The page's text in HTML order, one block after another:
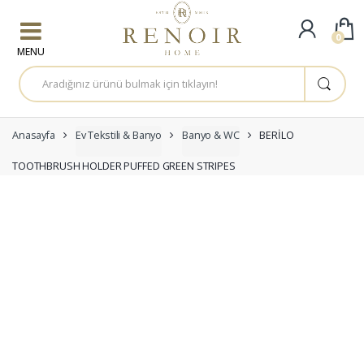
A
r
a
a
:
Anasayfa Ev Tekstili & Banyo Banyo & WC BERİLO
TOOTHBRUSH HOLDER PUFFED GREEN STRIPES
0